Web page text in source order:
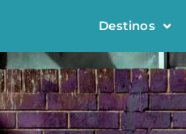
Destinos